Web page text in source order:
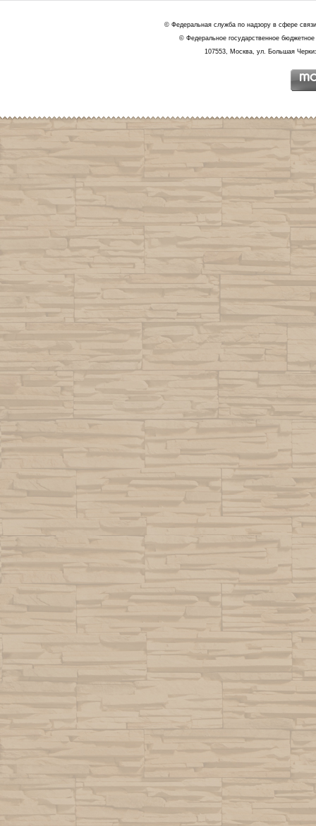
© Федеральная служба по надзору в сфере
© Федеральное государственное
107553, Москва, ул. Большая